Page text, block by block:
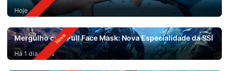
Hoje
Mergulho com Full Face Mask: Nova Especialidade da SSI
Há 1 dia atrás